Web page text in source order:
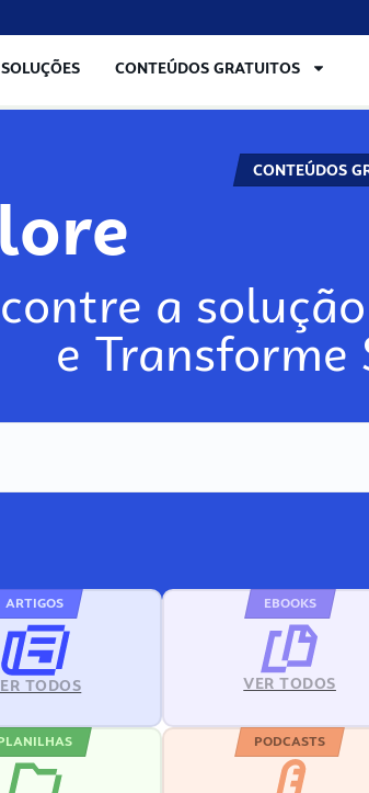
CONTEÚDOS GRATUITOS
CONTEÚDOS
a
e Transforme
ARTIGOS
TODOS
EBOOKS
VER TODOS
PODCASTS